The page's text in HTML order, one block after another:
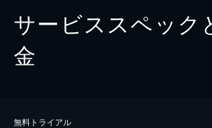
サービススペック
金
無料トライアル